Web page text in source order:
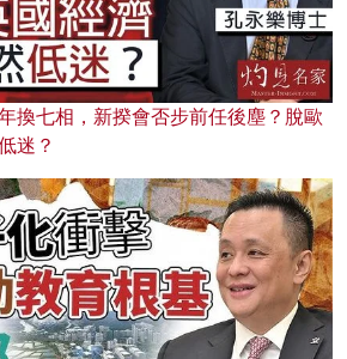
換七相，新揆會否步前任後塵？脫歐
迷？